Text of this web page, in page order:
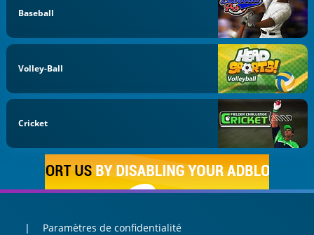
Baseball
Volley-Ball
Cricket
Paramètres de confidentialité